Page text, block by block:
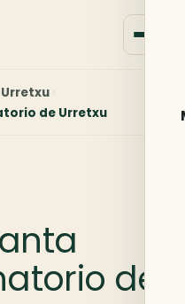
Urretxu
de Urretxu
de